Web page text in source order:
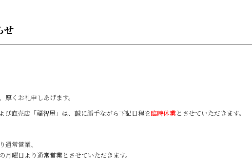
せ
くお礼申しあげます。
び直売店「福智屋」は、誠に勝手ながら下記日程を臨時休業とさせていただきます。
常営業、
曜日より通常営業とさせていただきます。